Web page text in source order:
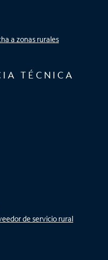
a zonas rurales
TÉCNICA
de servicio rural